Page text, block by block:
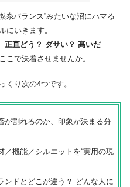
糸バランス”みたいな沼にハマる
にいきます。
正直どう？ ダサい？ 高いだ
で決着させませんか。
くり次の4つです。
が割れるのか、印象が決まる分
／機能／シルエットを“実用の現
ンドとどこが違う？ どんな人に